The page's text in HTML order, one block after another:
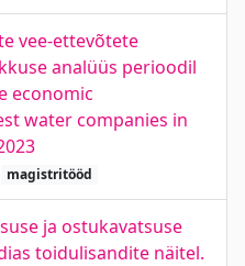
vee-ettevõtete
analüüs perioodil
economic
water companies in
magistritööd
ja ostukavatsuse
toidulisandite näitel.